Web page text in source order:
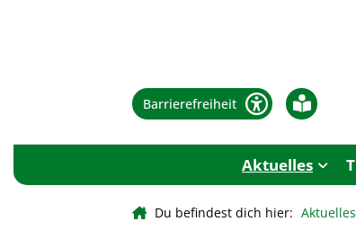
Barrierefreiheit
Aktuelles
Du befindest dich hier: Aktuelles